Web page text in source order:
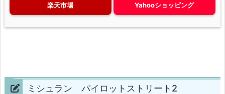
楽天市場 Yahooショッピング
ミシュラン パイロットストリート2